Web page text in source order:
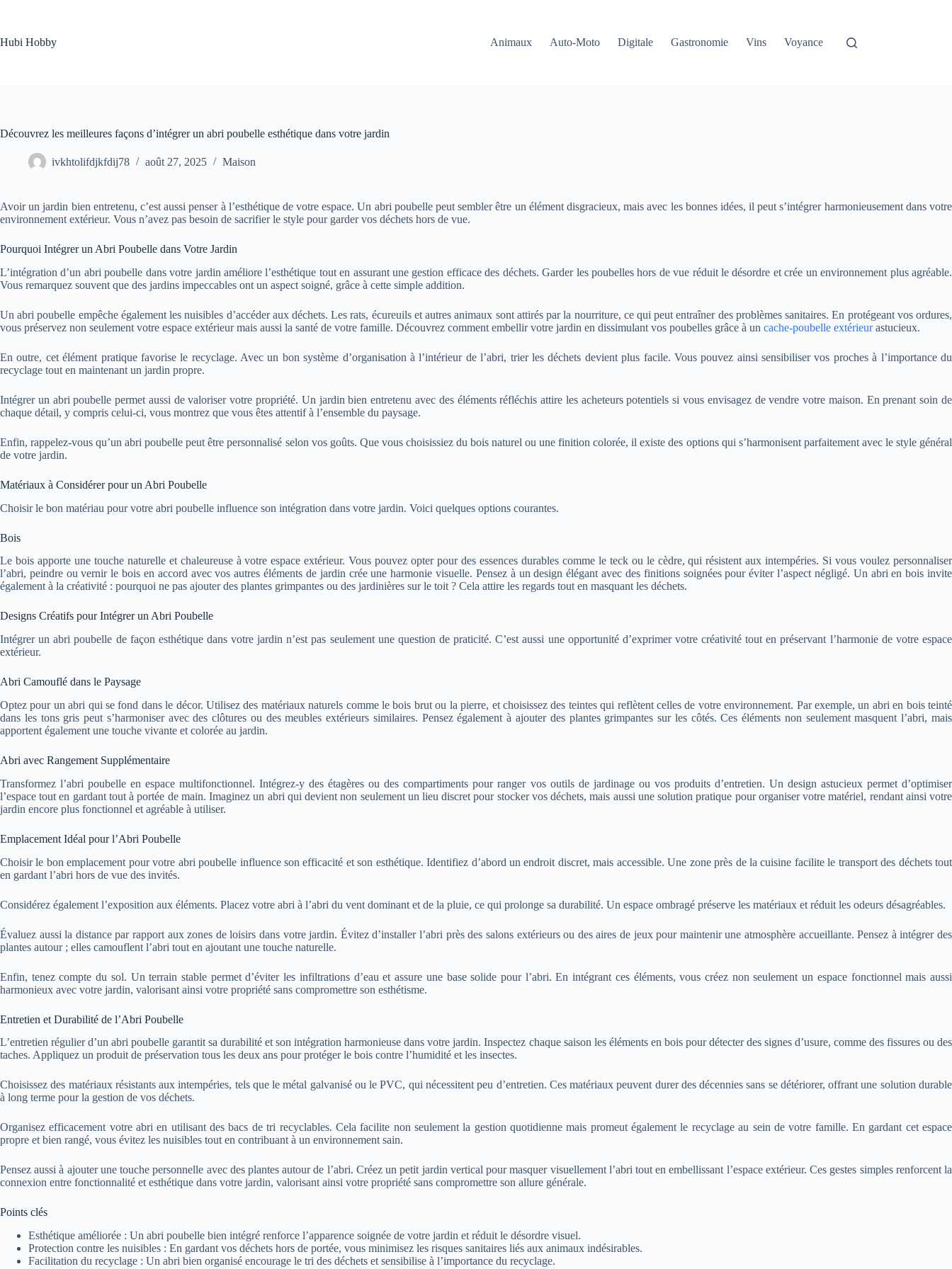
Hubi Hobby
Animaux Auto-Moto Digitale Gastronomie Vins Voyance
Découvrez les meilleures façons d’intégrer un abri poubelle esthétique dans votre jardin
ivkhtolifdjkfdij78 août 27, 2025 Maison
Avoir un jardin bien entretenu, c’est aussi penser à l’esthétique de votre espace. Un abri poubelle peut sembler être un élément disgracieux, mais avec les bonnes idées, il peut s’intégrer harmonieusement dans votre
environnement extérieur. Vous n’avez pas besoin de sacrifier le style pour garder vos déchets hors de vue.
Pourquoi Intégrer un Abri Poubelle dans Votre Jardin
L’intégration d’un abri poubelle dans votre jardin améliore l’esthétique tout en assurant une gestion efficace des déchets. Garder les poubelles hors de vue réduit le désordre et crée un environnement plus agréable.
Vous remarquez souvent que des jardins impeccables ont un aspect soigné, grâce à cette simple addition.
Un abri poubelle empêche également les nuisibles d’accéder aux déchets. Les rats, écureuils et autres animaux sont attirés par la nourriture, ce qui peut entraîner des problèmes sanitaires. En protégeant vos ordures,
vous préservez non seulement votre espace extérieur mais aussi la santé de votre famille. Découvrez comment embellir votre jardin en dissimulant vos poubelles grâce à un cache-poubelle extérieurastucieux.
En outre, cet élément pratique favorise le recyclage. Avec un bon système d’organisation à l’intérieur de l’abri, trier les déchets devient plus facile. Vous pouvez ainsi sensibiliser vos proches à l’importance du
recyclage tout en maintenant un jardin propre.
Intégrer un abri poubelle permet aussi de valoriser votre propriété. Un jardin bien entretenu avec des éléments réfléchis attire les acheteurs potentiels si vous envisagez de vendre votre maison. En prenant soin de
chaque détail, y compris celui-ci, vous montrez que vous êtes attentif à l’ensemble du paysage.
Enfin, rappelez-vous qu’un abri poubelle peut être personnalisé selon vos goûts. Que vous choisissiez du bois naturel ou une finition colorée, il existe des options qui s’harmonisent parfaitement avec le style général
de votre jardin.
Matériaux à Considérer pour un Abri Poubelle
Choisir le bon matériau pour votre abri poubelle influence son intégration dans votre jardin. Voici quelques options courantes.
Bois
Le bois apporte une touche naturelle et chaleureuse à votre espace extérieur. Vous pouvez opter pour des essences durables comme le teck ou le cèdre, qui résistent aux intempéries. Si vous voulez personnaliser
l’abri, peindre ou vernir le bois en accord avec vos autres éléments de jardin crée une harmonie visuelle. Pensez à un design élégant avec des finitions soignées pour éviter l’aspect négligé. Un abri en bois invite
également à la créativité : pourquoi ne pas ajouter des plantes grimpantes ou des jardinières sur le toit ? Cela attire les regards tout en masquant les déchets.
Designs Créatifs pour Intégrer un Abri Poubelle
Intégrer un abri poubelle de façon esthétique dans votre jardin n’est pas seulement une question de praticité. C’est aussi une opportunité d’exprimer votre créativité tout en préservant l’harmonie de votre espace
extérieur.
Abri Camouflé dans le Paysage
Optez pour un abri qui se fond dans le décor. Utilisez des matériaux naturels comme le bois brut ou la pierre, et choisissez des teintes qui reflètent celles de votre environnement. Par exemple, un abri en bois teinté
dans les tons gris peut s’harmoniser avec des clôtures ou des meubles extérieurs similaires. Pensez également à ajouter des plantes grimpantes sur les côtés. Ces éléments non seulement masquent l’abri, mais
apportent également une touche vivante et colorée au jardin.
Abri avec Rangement Supplémentaire
Transformez l’abri poubelle en espace multifonctionnel. Intégrez-y des étagères ou des compartiments pour ranger vos outils de jardinage ou vos produits d’entretien. Un design astucieux permet d’optimiser
l’espace tout en gardant tout à portée de main. Imaginez un abri qui devient non seulement un lieu discret pour stocker vos déchets, mais aussi une solution pratique pour organiser votre matériel, rendant ainsi votre
jardin encore plus fonctionnel et agréable à utiliser.
Emplacement Idéal pour l’Abri Poubelle
Choisir le bon emplacement pour votre abri poubelle influence son efficacité et son esthétique. Identifiez d’abord un endroit discret, mais accessible. Une zone près de la cuisine facilite le transport des déchets tout
en gardant l’abri hors de vue des invités.
Considérez également l’exposition aux éléments. Placez votre abri à l’abri du vent dominant et de la pluie, ce qui prolonge sa durabilité. Un espace ombragé préserve les matériaux et réduit les odeurs désagréables.
Évaluez aussi la distance par rapport aux zones de loisirs dans votre jardin. Évitez d’installer l’abri près des salons extérieurs ou des aires de jeux pour maintenir une atmosphère accueillante. Pensez à intégrer des
plantes autour ; elles camouflent l’abri tout en ajoutant une touche naturelle.
Enfin, tenez compte du sol. Un terrain stable permet d’éviter les infiltrations d’eau et assure une base solide pour l’abri. En intégrant ces éléments, vous créez non seulement un espace fonctionnel mais aussi
harmonieux avec votre jardin, valorisant ainsi votre propriété sans compromettre son esthétisme.
Entretien et Durabilité de l’Abri Poubelle
L’entretien régulier d’un abri poubelle garantit sa durabilité et son intégration harmonieuse dans votre jardin. Inspectez chaque saison les éléments en bois pour détecter des signes d’usure, comme des fissures ou des
taches. Appliquez un produit de préservation tous les deux ans pour protéger le bois contre l’humidité et les insectes.
Choisissez des matériaux résistants aux intempéries, tels que le métal galvanisé ou le PVC, qui nécessitent peu d’entretien. Ces matériaux peuvent durer des décennies sans se détériorer, offrant une solution durable
à long terme pour la gestion de vos déchets.
Organisez efficacement votre abri en utilisant des bacs de tri recyclables. Cela facilite non seulement la gestion quotidienne mais promeut également le recyclage au sein de votre famille. En gardant cet espace
propre et bien rangé, vous évitez les nuisibles tout en contribuant à un environnement sain.
Pensez aussi à ajouter une touche personnelle avec des plantes autour de l’abri. Créez un petit jardin vertical pour masquer visuellement l’abri tout en embellissant l’espace extérieur. Ces gestes simples renforcent la
connexion entre fonctionnalité et esthétique dans votre jardin, valorisant ainsi votre propriété sans compromettre son allure générale.
Points clés
Esthétique améliorée : Un abri poubelle bien intégré renforce l’apparence soignée de votre jardin et réduit le désordre visuel.
Protection contre les nuisibles : En gardant vos déchets hors de portée, vous minimisez les risques sanitaires liés aux animaux indésirables.
Facilitation du recyclage : Un abri bien organisé encourage le tri des déchets et sensibilise à l’importance du recyclage.